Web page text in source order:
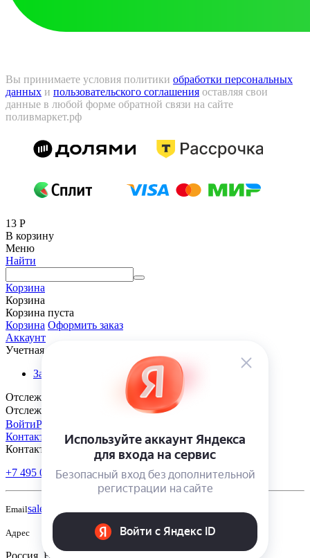
Вы принимаете условия политики обработки персональных
данных и пользовательского соглашения оставляя свои
данные в любой форме обратной связи на сайте
поливмаркет.рф
13 Р
В корзину
Меню
Найти
Корзина
Корзина
Корзина пуста
Корзина Оформить заказ
Аккаунт
Учетная запись
Заказы
Отслеживание заказа
Отслеживание заказа
ВойтиРегистрация
Контакты
Контакты
+7 495 005-70-10 +7 343 302-70-20 Пн-Пт: 9:00-18:00
Emailsales@polivmarket.com
Адрес